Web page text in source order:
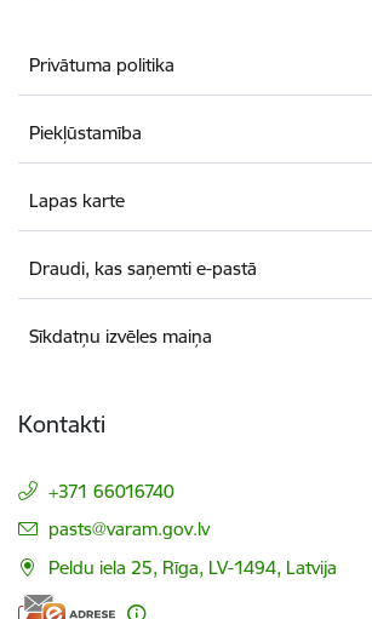
Privātuma politika
Piekļūstamība
Lapas karte
Draudi, kas saņemti e-pastā
Sīkdatņu izvēles maiņa
Kontakti
+371 66016740
E-pasts:
pasts@varam.gov.lv
Peldu iela 25, Rīga, LV-1494, Latvija